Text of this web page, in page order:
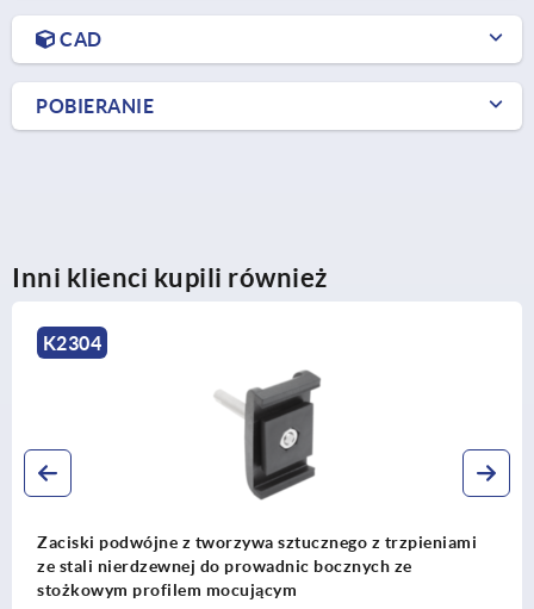
CAD
POBIERANIE
Inni klienci kupili również
z tworzywa sztucznego z trzpieniami
do prowadnic bocznych ze
profilem mocującym